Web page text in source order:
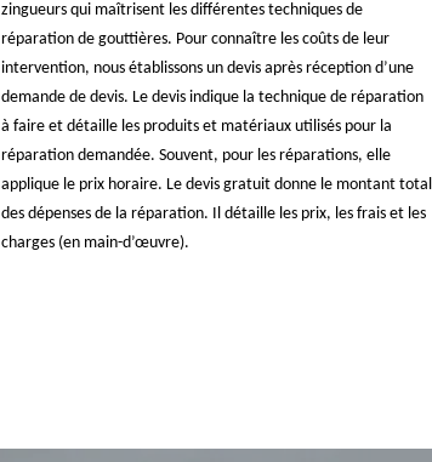
zingueurs qui maîtrisent les différentes techniques de
réparation de gouttières. Pour connaître les coûts de leur
intervention, nous établissons un devis après réception d’une
demande de devis. Le devis indique la technique de réparation
à faire et détaille les produits et matériaux utilisés pour la
réparation demandée. Souvent, pour les réparations, elle
applique le prix horaire. Le devis gratuit donne le montant total
des dépenses de la réparation. Il détaille les prix, les frais et les
charges (en main-d’œuvre).